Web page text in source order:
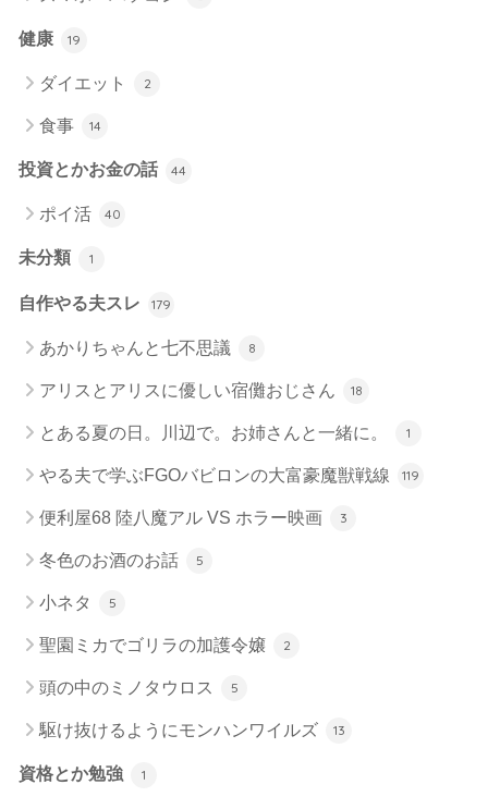
健康 19
ダイエット 2
食事 14
投資とかお金の話 44
ポイ活 40
未分類 1
自作やる夫スレ 179
あかりちゃんと七不思議 8
アリスとアリスに優しい宿儺おじさん 18
とある夏の日。川辺で。お姉さんと一緒に。 1
やる夫で学ぶFGOバビロンの大富豪魔獣戦線 119
便利屋68 陸八魔アル VS ホラー映画 3
冬色のお酒のお話 5
小ネタ 5
聖園ミカでゴリラの加護令嬢 2
頭の中のミノタウロス 5
駆け抜けるようにモンハンワイルズ 13
資格とか勉強 1